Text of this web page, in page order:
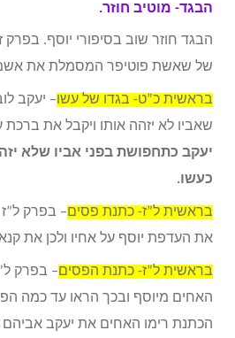
הבגד- מוטיב חוזר.
הבגד חוזר שוב בסיפורי יוסף.
של שאשת פוטיפר המסמלת את
בראשית כ”ט- בגדו של עשו – יעקב
שאביו לא יזהה אותו ויקבל את ברכת
יעקב כתחפושת בפני אביו שלא
כעשו.
בראשית ל”ז- כתנת פסים– בפרק
את העדפת יוסף על אחיו ולכן את
בראשית ל”ז- כתנת הפסים– בפרק
האחים מיוסף ובכך הראו עד כמה
הכתנת רימו האחים את יעקב